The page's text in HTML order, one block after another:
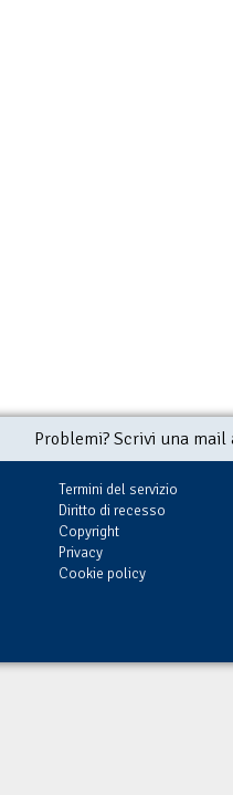
Problemi? Scrivi una
Termini del servizio
Diritto di recesso
Copyright
Privacy
Cookie policy